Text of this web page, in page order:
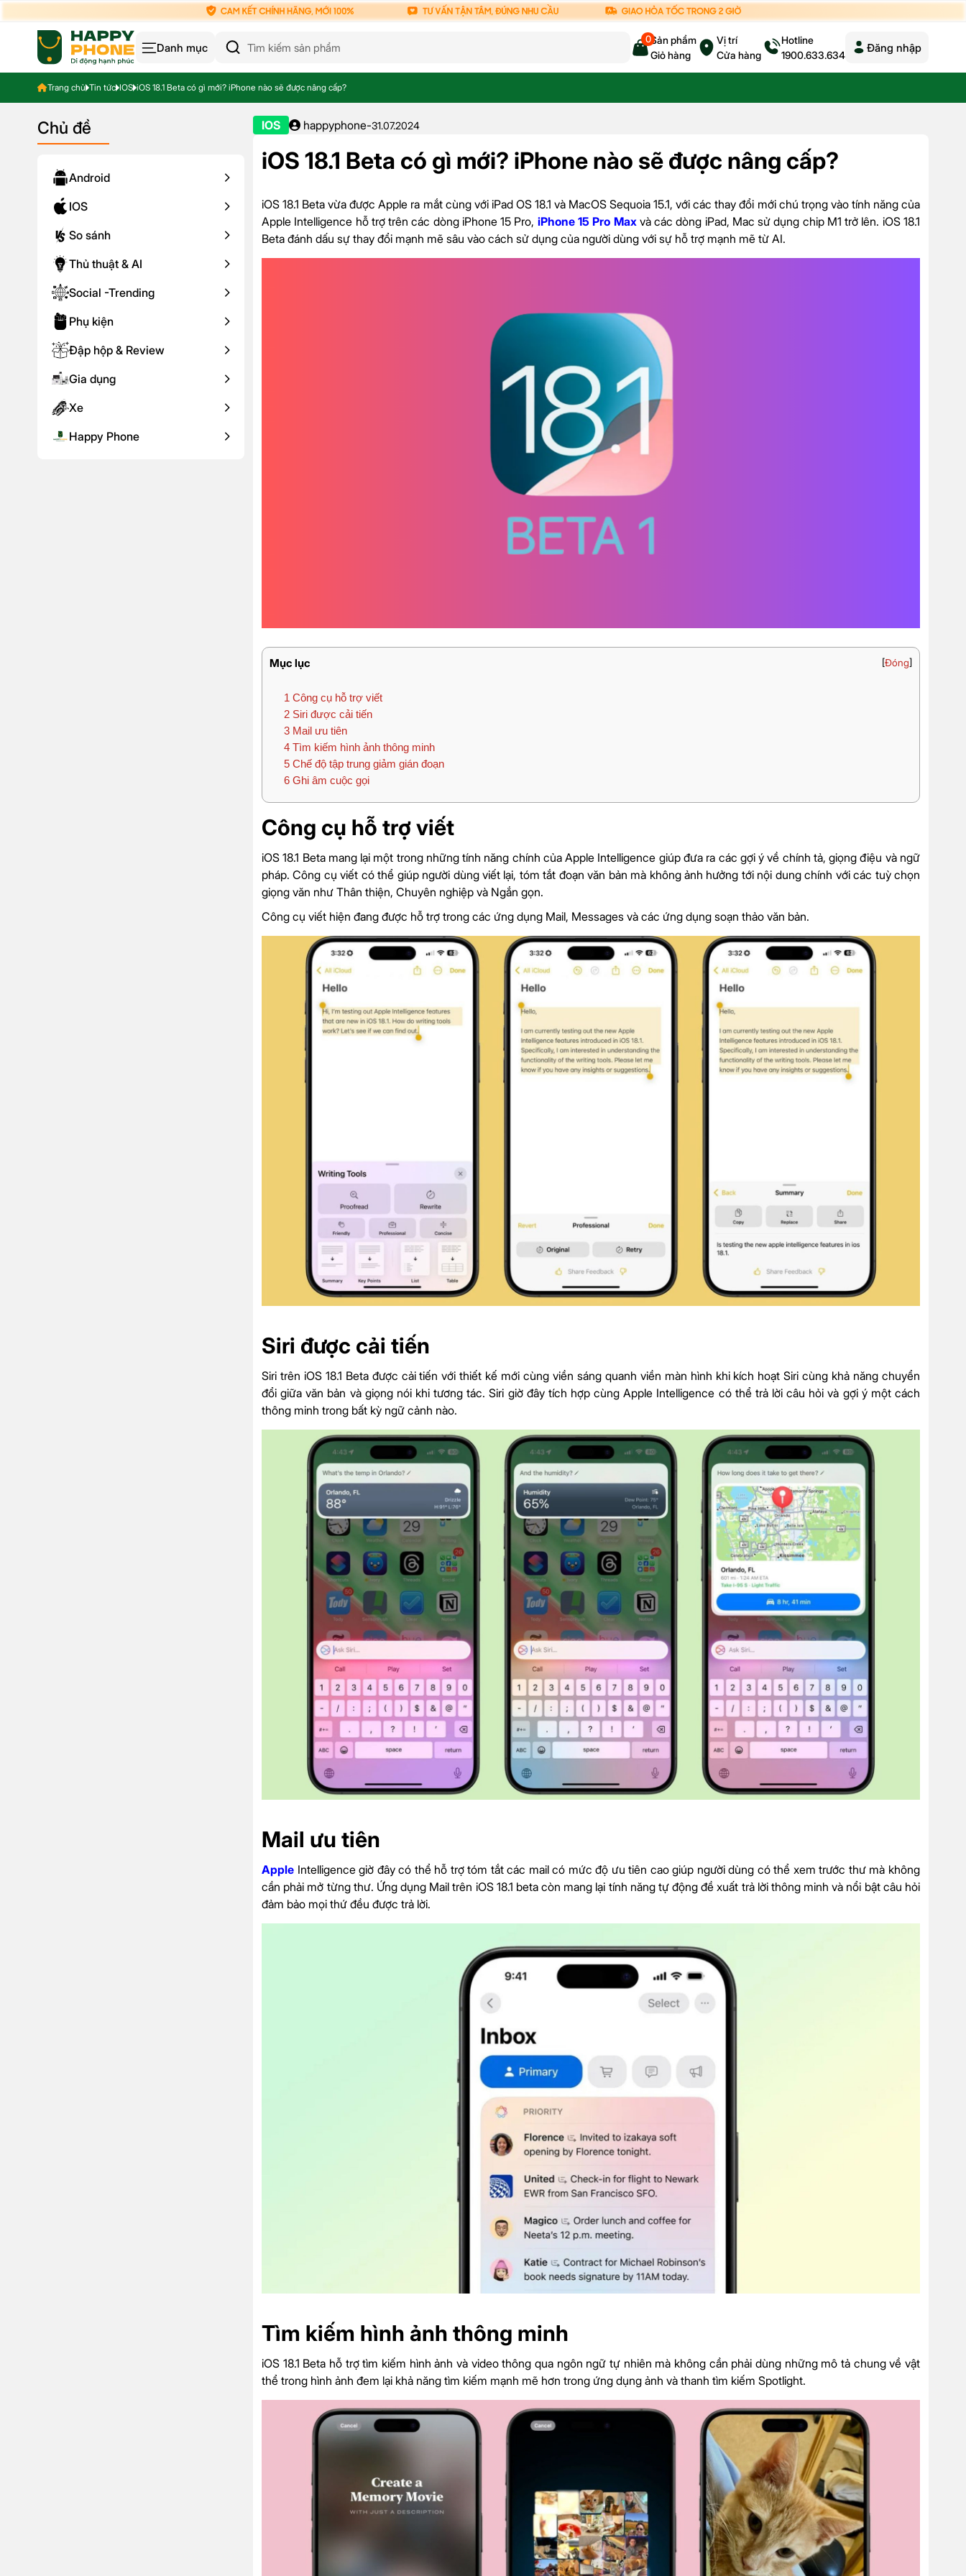
Danh mục
0Sản phẩm
Giỏ hàng
Vị trí
Cửa hàng
Hotline
1900.633.634
Đăng nhập
Trang chủ Tin tức IOS iOS 18.1 Beta có gì mới? iPhone nào sẽ được nâng cấp?
Chủ đề
Android
IOS
So sánh
Thủ thuật & AI
Social -Trending
Phụ kiện
Đập hộp & Review
Gia dụng
Xe
Happy Phone
IOS happyphone-31.07.2024
iOS 18.1 Beta có gì mới? iPhone nào sẽ được nâng cấp?
iOS 18.1 Beta vừa được Apple ra mắt cùng với iPad OS 18.1 và MacOS Sequoia 15.1, với các thay đổi mới chú trọng vào tính năng của
Apple Intelligence hỗ trợ trên các dòng iPhone 15 Pro, iPhone 15 Pro Maxvà các dòng iPad, Mac sử dụng chip M1 trở lên. iOS 18.1
Beta đánh dấu sự thay đổi mạnh mẽ sâu vào cách sử dụng của người dùng với sự hỗ trợ mạnh mẽ từ AI.
Mục lục [Đóng]
1 Công cụ hỗ trợ viết
2 Siri được cải tiến
3 Mail ưu tiên
4 Tìm kiếm hình ảnh thông minh
5 Chế độ tập trung giảm gián đoạn
6 Ghi âm cuộc gọi
Công cụ hỗ trợ viết
iOS 18.1 Beta mang lại một trong những tính năng chính của Apple Intelligence giúp đưa ra các gợi ý về chính tả, giọng điệu và ngữ
pháp. Công cụ viết có thể giúp người dùng viết lại, tóm tắt đoạn văn bản mà không ảnh hưởng tới nội dung chính với các tuỳ chọn
giọng văn như Thân thiện, Chuyên nghiệp và Ngắn gọn.
Công cụ viết hiện đang được hỗ trợ trong các ứng dụng Mail, Messages và các ứng dụng soạn thảo văn bản.
Siri được cải tiến
Siri trên iOS 18.1 Beta được cải tiến với thiết kế mới cùng viền sáng quanh viền màn hình khi kích hoạt Siri cùng khả năng chuyển
đổi giữa văn bản và giọng nói khi tương tác. Siri giờ đây tích hợp cùng Apple Intelligence có thể trả lời câu hỏi và gợi ý một cách
thông minh trong bất kỳ ngữ cảnh nào.
Mail ưu tiên
Apple Intelligence giờ đây có thể hỗ trợ tóm tắt các mail có mức độ ưu tiên cao giúp người dùng có thể xem trước thư mà không
cần phải mở từng thư. Ứng dụng Mail trên iOS 18.1 beta còn mang lại tính năng tự động đề xuất trả lời thông minh và nổi bật câu hỏi
đảm bảo mọi thứ đều được trả lời.
Tìm kiếm hình ảnh thông minh
iOS 18.1 Beta hỗ trợ tìm kiếm hình ảnh và video thông qua ngôn ngữ tự nhiên mà không cần phải dùng những mô tả chung về vật
thể trong hình ảnh đem lại khả năng tìm kiếm mạnh mẽ hơn trong ứng dụng ảnh và thanh tìm kiếm Spotlight.